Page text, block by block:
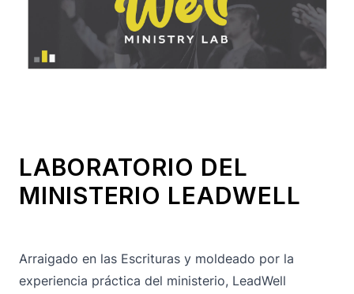
LABORATORIO DEL
MINISTERIO LEADWELL
Arraigado en las Escrituras y moldeado por la
experiencia práctica del ministerio, LeadWell